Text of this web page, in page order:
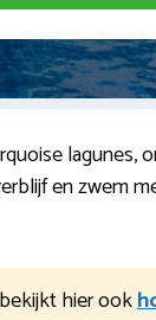
lagunes,
en zwem
hier ook